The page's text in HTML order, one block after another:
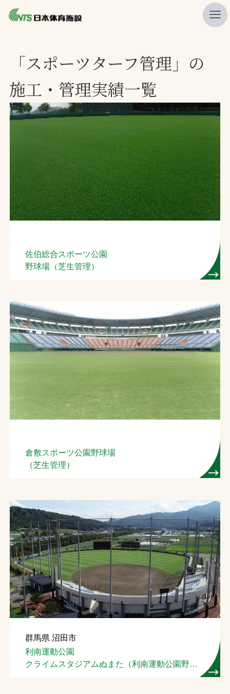
ニュース
プレスリリース
レポート
採用情報
検索
お取引先の皆様へ
ソーシャルメディアポリシー
Instagram
FacebookYouTube
文字の見えづらさや操作にお困りの方へ
「スポーツターフ管理」の
施工・管理実績一覧
佐伯総合スポーツ公園
野球場（芝生管理）
倉敷スポーツ公園野球場
（芝生管理）
群馬県 沼田市
利南運動公園
クライムスタジアムぬまた（利南運動公園野球